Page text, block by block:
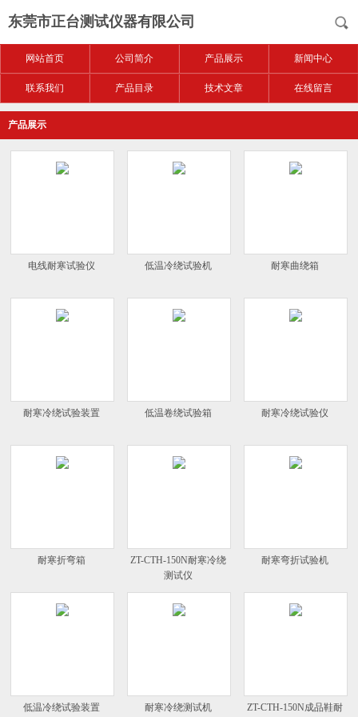
东莞市正台测试仪器有限公司
网站首页 公司简介 产品展示 新闻中心
联系我们 产品目录 技术文章 在线留言
产品展示
电线耐寒试验仪 低温冷绕试验机 耐寒曲绕箱
耐寒冷绕试验装置 低温卷绕试验箱 耐寒冷绕试验仪
耐寒折弯箱
ZT-CTH-150N耐寒冷绕
测试仪
耐寒弯折试验机
低温冷绕试验装置 耐寒冷绕测试机
ZT-CTH-150N成品鞋耐